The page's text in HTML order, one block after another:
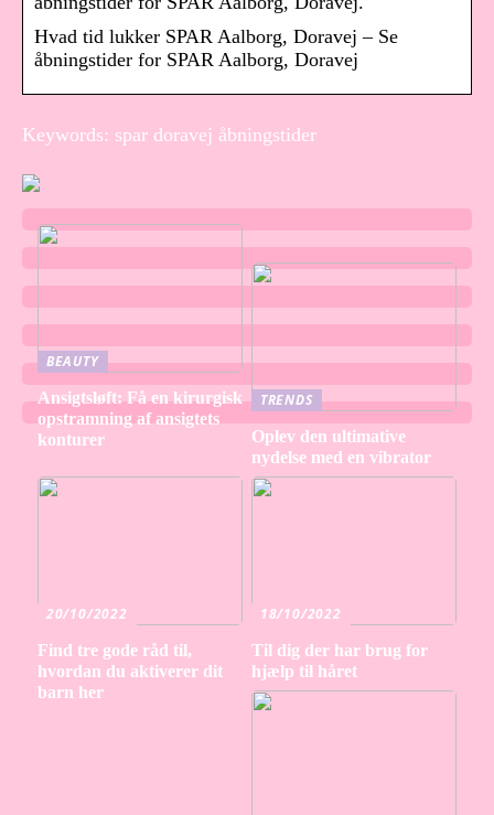
Hvad tid lukker SPAR Aalborg, Doravej – Se
åbningstider for SPAR Aalborg, Doravej
Keywords: spar doravej åbningstider
BEAUTY
Ansigtsløft: Få en kirurgisk
opstramning af ansigtets
konturer
TRENDS
Oplev den ultimative
nydelse med en vibrator
20/10/2022
Find tre gode råd til,
hvordan du aktiverer dit
barn her
18/10/2022
Til dig der har brug for
hjælp til håret